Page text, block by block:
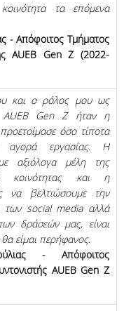
κοινότητα τα επόμενα
- Απόφοιτος Τμήματος
AUEB Gen Z (2022-
και ο ρόλος μου ως
AUEB Gen Z ήταν η
όσο τίποτα
εργασίας. Η
αξιόλογα μέλη της
κοινότητας και η
να βελτιώσουμε την
των social media αλλά
δράσεών μας, είναι
είμαι περήφανος.
- Απόφοιτος
AUEB Gen Z